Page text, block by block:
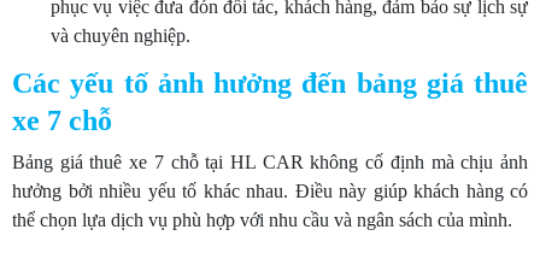
phục vụ việc đưa đón đối tác, khách hàng, đảm bảo sự lịch sự
và chuyên nghiệp.
Các yếu tố ảnh hưởng đến bảng giá thuê
xe 7 chỗ
Bảng giá thuê xe 7 chỗ tại HL CAR không cố định mà chịu ảnh
hưởng bởi nhiều yếu tố khác nhau. Điều này giúp khách hàng có
thể chọn lựa dịch vụ phù hợp với nhu cầu và ngân sách của mình.